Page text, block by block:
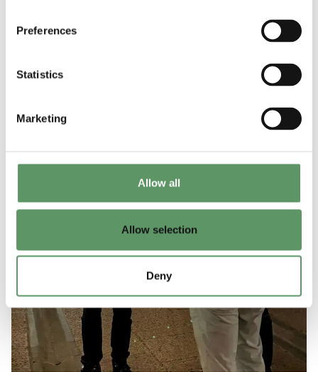
Preferences
Statistics
Marketing
Allow all
Allow selection
Deny